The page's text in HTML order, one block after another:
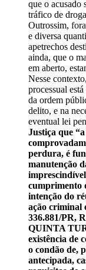
que o acusado
tráfico de
Outrossim,
e diversa
apetrechos
ainda, que o
em aberto,
Nesse
processual
da ordem
delito, e na
eventual lei
Justiça que
perdura, é
manutenção
cumprimento
intenção do
ação criminal
336.881/PR,
QUINTA
existência de
o condão de,
antecipada,